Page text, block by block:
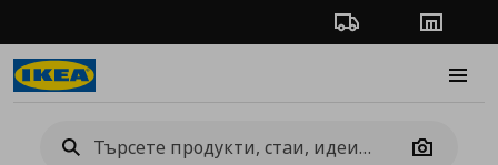
Проследяване на
Camera